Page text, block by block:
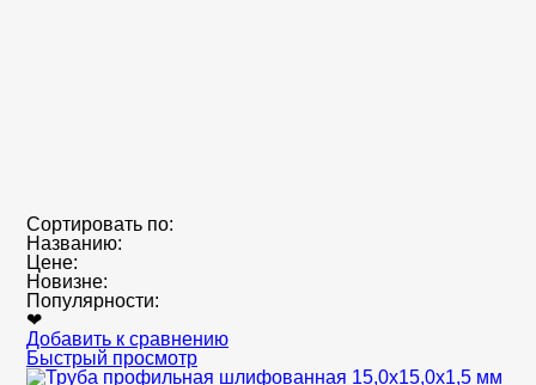
Сортировать по:
Названию:
Цене:
Новизне:
Популярности:
❤
Добавить к сравнению
Быстрый просмотр